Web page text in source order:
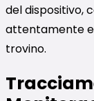
del dispositivo,
attentamente e
trovino.